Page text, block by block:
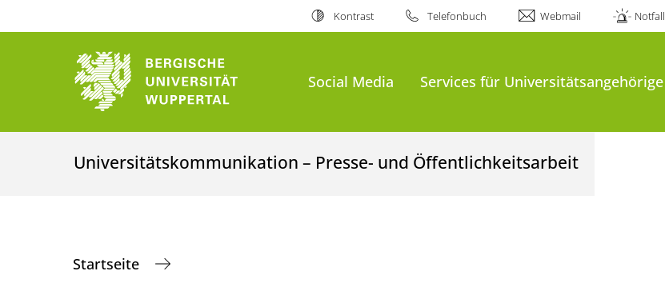
Kontrast Telefonbuch Webmail Notfall
Social Media Services für Universitätsangehörige
Universitätskommunikation – Presse- und Öffentlichkeitsarbeit
Startseite